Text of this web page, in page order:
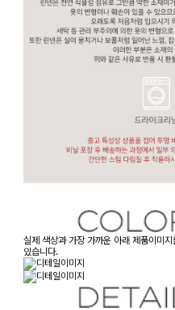
실제 색상과 가장 가까운 아래 제품이미
있습니다.